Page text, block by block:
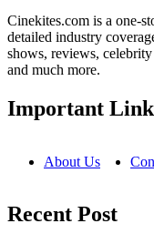
Cinekites.com is a one-
detailed industry
shows, reviews,
and much more.
Important
About Us
Recent Post